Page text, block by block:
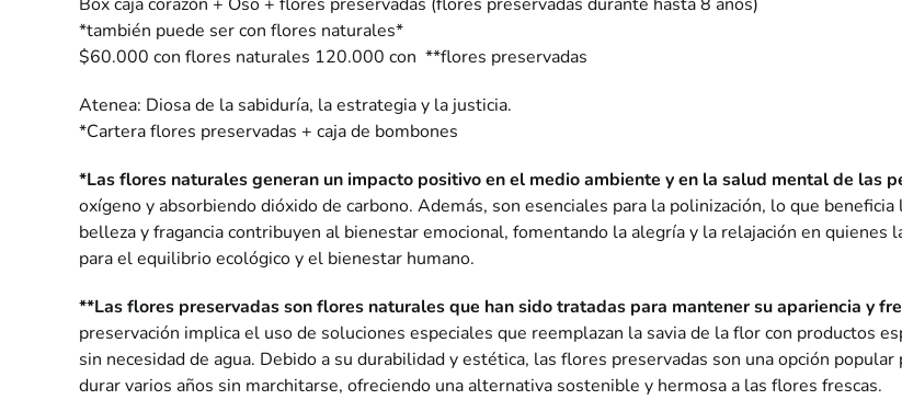
*también puede ser con flores naturales*
$60.000 con flores naturales 120.000 con **flores preservadas
Atenea: Diosa de la sabiduría, la estrategia y la justicia.
*Cartera flores preservadas + caja de bombones
*Las flores naturales generan un impacto positivo en el medio ambiente y en la salud mental de las
oxígeno y absorbiendo dióxido de carbono. Además, son esenciales para la polinización, lo que
belleza y fragancia contribuyen al bienestar emocional, fomentando la alegría y la relajación en
para el equilibrio ecológico y el bienestar humano.
**Las flores preservadas son flores naturales que han sido tratadas para mantener su apariencia y
preservación implica el uso de soluciones especiales que reemplazan la savia de la flor con productos
sin necesidad de agua. Debido a su durabilidad y estética, las flores preservadas son una opción
durar varios años sin marchitarse, ofreciendo una alternativa sostenible y hermosa a las flores frescas.